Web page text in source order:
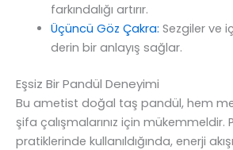
farkındalığı artırır.
Üçüncü Göz Çakra: Sezgiler ve
derin bir anlayış sağlar.
Eşsiz Bir Pandül Deneyimi
Bu ametist doğal taş pandül, hem
şifa çalışmalarınız için mükemmeldir.
pratiklerinde kullanıldığında, enerji